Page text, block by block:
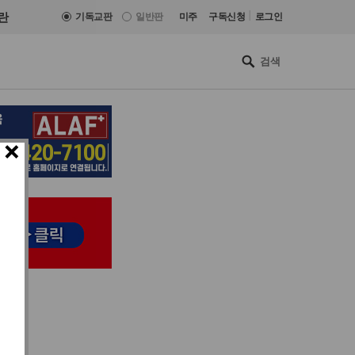
기독교판 일반판 미주 구독신청 로그인
×